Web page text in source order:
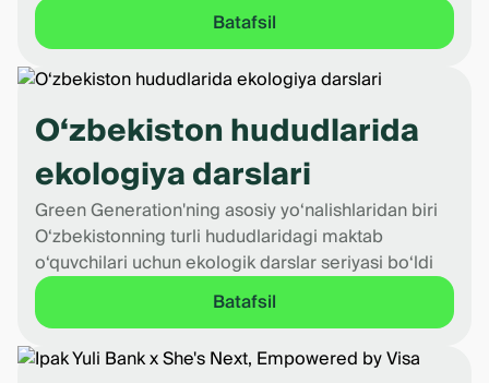
Batafsil
O‘zbekiston hududlarida
ekologiya darslari
Green Generation'ning asosiy yo‘nalishlaridan biri
O‘zbekistonning turli hududlaridagi maktab
o‘quvchilari uchun ekologik darslar seriyasi bo‘ldi
Batafsil